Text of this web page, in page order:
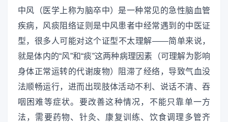
中风（医学上称为脑卒中）是一种常见的急性脑血管
疾病，风痰阻络证则是中风患者中经常遇到的中医证
型，很多人可能对这个证型不太理解——简单来说，
就是体内的“风”和“痰”这两种病理因素（可理解为影响
身体正常运转的代谢废物）阻滞了经络，导致气血没
法顺畅运行，进而出现肢体活动不利、说话不清、吞
咽困难等症状。要改善这种情况，不能只靠单一方
法，需要药物、针灸、康复训练、饮食调理多管齐